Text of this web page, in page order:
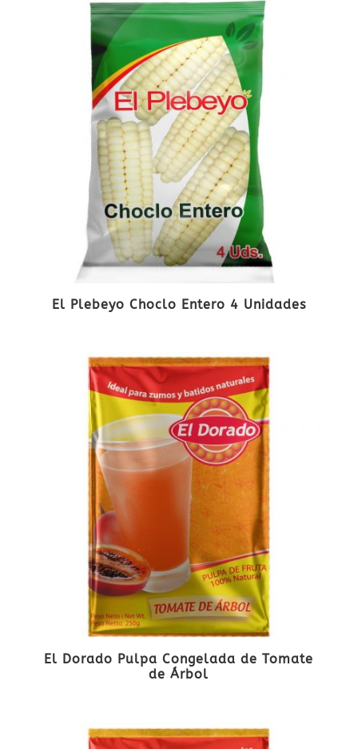
El Plebeyo Choclo Entero 4 Unidades
El Dorado Pulpa Congelada de Tomate
de Árbol